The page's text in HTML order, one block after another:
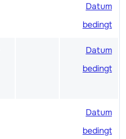
Datum
bedingt
Datum
bedingt
Datum
bedingt